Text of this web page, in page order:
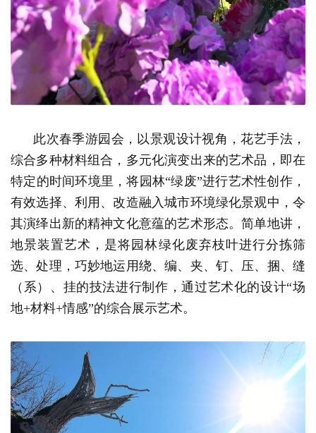
此次春季游园会，以景观设计视角，花艺手法，
综合多种材料组合，多元化演变出来的艺术品，即在
特定的时间环境里，将园林“绿废”进行艺术性创作，
有效选择、利用、改造融入城市环境绿化景观中，令
其演绎出新的精神文化意蕴的艺术形态。简单地讲，
地景装置艺术，是将园林绿化废弃枝叶进行分拣筛
选、处理，巧妙地运用绕、编、夹、钉、压、捆、缝
（系）、挂的技法进行制作，通过艺术化的设计“场
地+材料+情感”的综合展示艺术。